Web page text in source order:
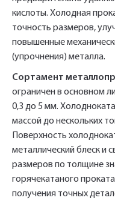
кислоты. Холодная
точность размеров,
повышенные
(упрочнения) металла.
Сортамент
ограничен в основном
0,3 до 5 мм.
массой до нескольких
Поверхность
металлический блеск и
размеров по толщине
горячекатаного
получения точных